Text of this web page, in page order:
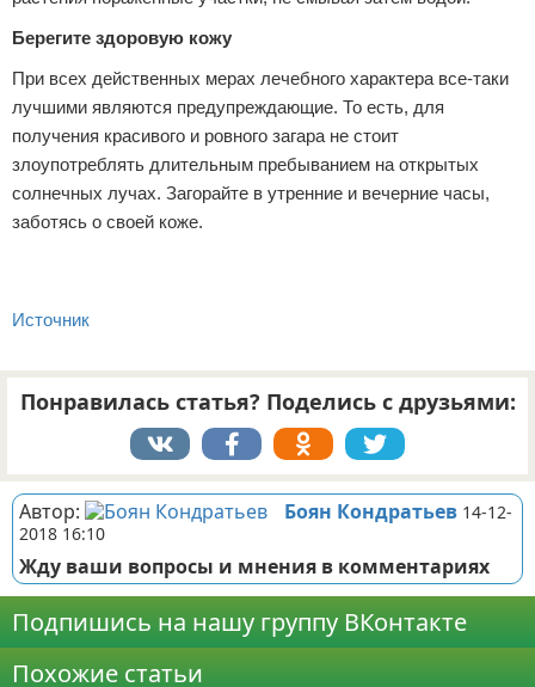
Берегите здоровую кожу
При всех действенных мерах лечебного характера все-таки
лучшими являются предупреждающие. То есть, для
получения красивого и ровного загара не стоит
злоупотреблять длительным пребыванием на открытых
солнечных лучах. Загорайте в утренние и вечерние часы,
заботясь о своей коже.
Источник
Понравилась статья? Поделись с друзьями:
Автор: Боян Кондратьев 14-12-
2018 16:10
Жду ваши вопросы и мнения в комментариях
Подпишись на нашу группу ВКонтакте
Похожие статьи